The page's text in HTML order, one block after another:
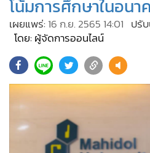
• ละคร
CbizReview
• ผู้จัดกวน
• Good health & Well-being
Green Innovation & SD
Management & HR
MGR Live
โน้มการศึกษาในอนา
เผยแพร่: 16 ก.ย. 2565 14:01 ปรั
โดย: ผู้จัดการออนไลน์